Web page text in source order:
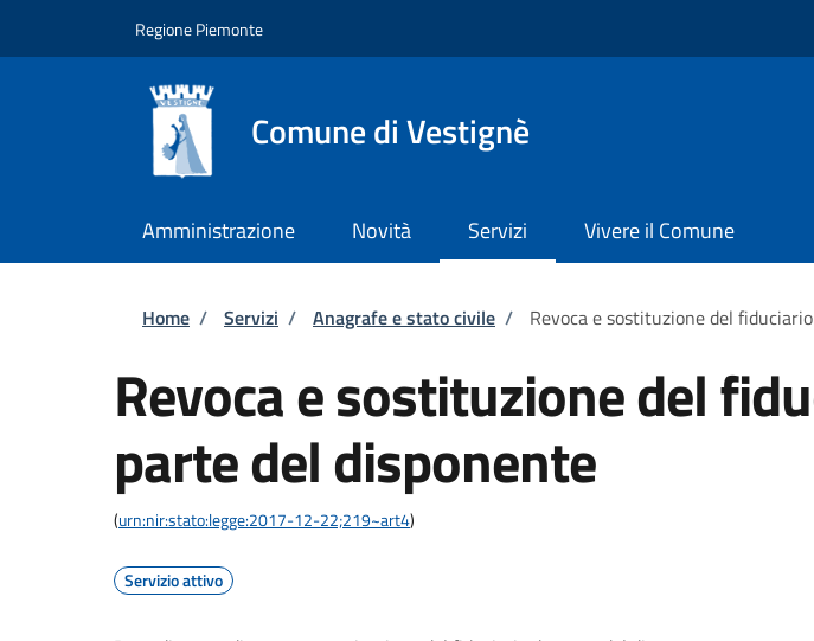
Regione Piemonte
Comune di Vestignè
Amministrazione Novità Servizi Vivere il Comune
Briciole di pane
Home / Servizi / Anagrafe e stato civile / Revoca e sostituzione del
Revoca e sostituzione del
parte del disponente
(urn:nir:stato:legge:2017-12-22;219~art4)
Servizio attivo